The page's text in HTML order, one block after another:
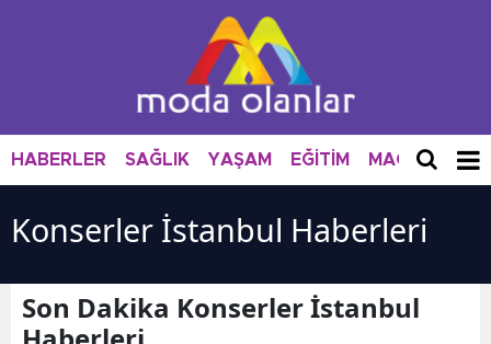
HABERLER SAĞLIK YAŞAM EĞİTİM MAGAZİN
Konserler İstanbul Haberleri
Son Dakika Konserler İstanbul